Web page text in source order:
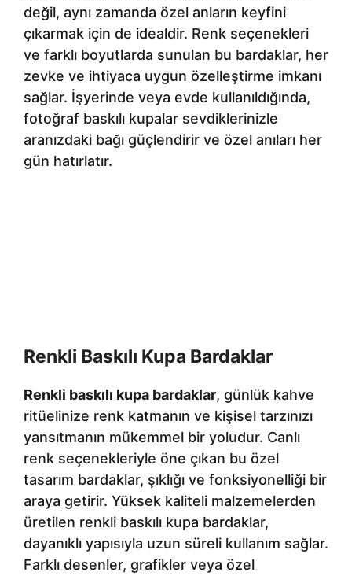
değil, aynı zamanda özel anların keyfini
çıkarmak için de idealdir. Renk seçenekleri
ve farklı boyutlarda sunulan bu bardaklar, her
zevke ve ihtiyaca uygun özelleştirme imkanı
sağlar. İşyerinde veya evde kullanıldığında,
fotoğraf baskılı kupalar sevdiklerinizle
aranızdaki bağı güçlendirir ve özel anıları her
gün hatırlatır.
Renkli Baskılı Kupa Bardaklar
Renkli baskılı kupa bardaklar, günlük kahve
ritüelinize renk katmanın ve kişisel tarzınızı
yansıtmanın mükemmel bir yoludur. Canlı
renk seçenekleriyle öne çıkan bu özel
tasarım bardaklar, şıklığı ve fonksiyonelliği bir
araya getirir. Yüksek kaliteli malzemelerden
üretilen renkli baskılı kupa bardaklar,
dayanıklı yapısıyla uzun süreli kullanım sağlar.
Farklı desenler, grafikler veya özel